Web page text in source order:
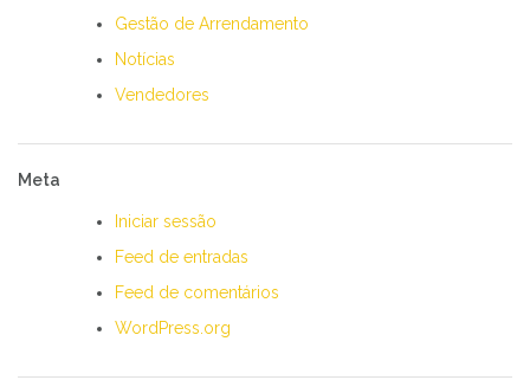
Gestão de Arrendamento
Notícias
Vendedores
Meta
Iniciar sessão
Feed de entradas
Feed de comentários
WordPress.org